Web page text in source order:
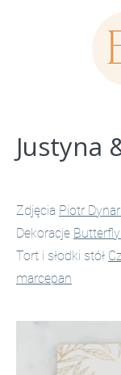
Justyna
Zdjęcia Piotr
Dekoracje
Tort i słodki stół
marcepan